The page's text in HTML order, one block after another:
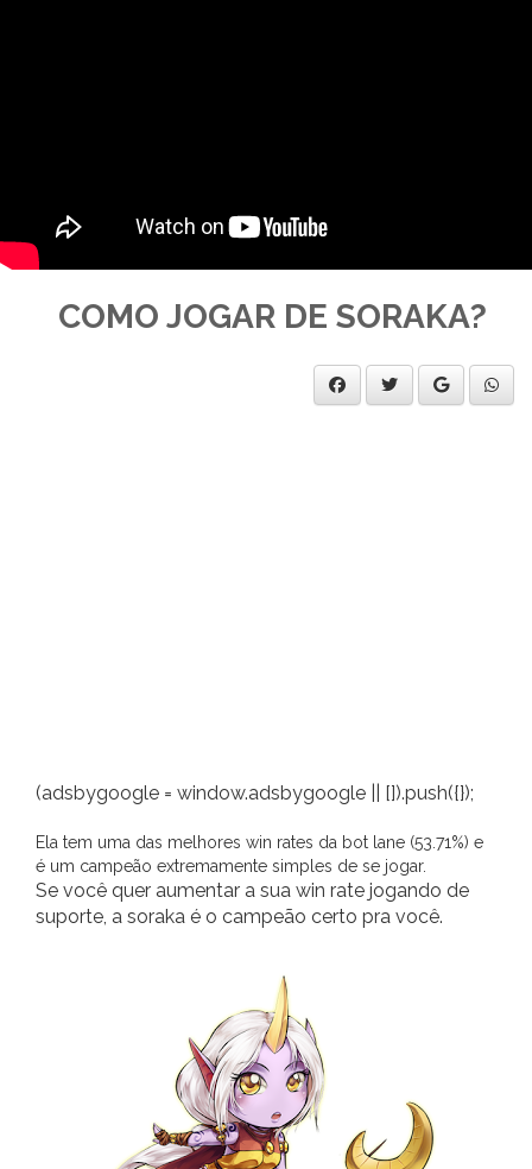
COMO JOGAR DE SORAKA?
(adsbygoogle = window.adsbygoogle || []).push({});
Ela tem uma das melhores win rates da bot lane (53.71%) e
é um campeão extremamente simples de se jogar.
Se você quer aumentar a sua win rate jogando de
suporte, a soraka é o campeão certo pra você.